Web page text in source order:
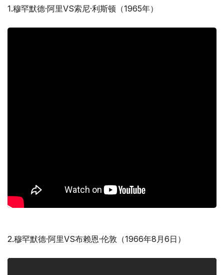
1.穆罕默德·阿里VS索尼·利斯顿（1965年）
2.穆罕默德·阿里VS布赖恩·伦敦（1966年8月6日）